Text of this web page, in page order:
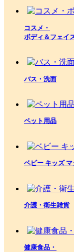
コスメ・
ボディ＆フェイ
バス・洗面
ペット用品
ベビー キッズ マ
介護・衛生雑貨
健康食品・